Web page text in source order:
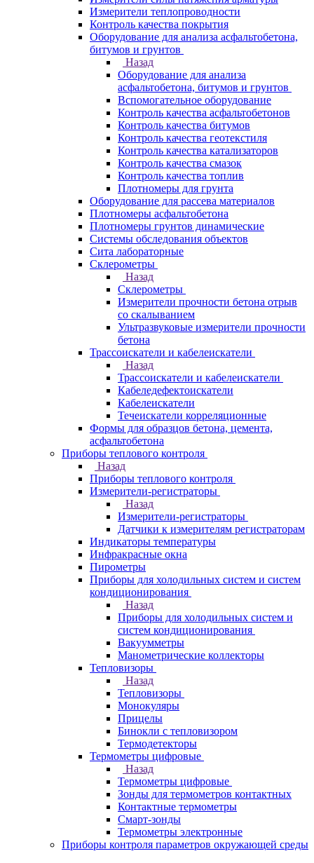
Измерители теплопроводности
Контроль качества покрытия
Оборудование для анализа асфальтобетона,
битумов и грунтов
Назад
Оборудование для анализа
асфальтобетона, битумов и грунтов
Вспомогательное оборудование
Контроль качества асфальтобетонов
Контроль качества битумов
Контроль качества геотекстиля
Контроль качества катализаторов
Контроль качества смазок
Контроль качества топлив
Плотномеры для грунта
Оборудование для рассева материалов
Плотномеры асфальтобетона
Плотномеры грунтов динамические
Системы обследования объектов
Сита лабораторные
Склерометры
Назад
Склерометры
Измерители прочности бетона отрыв
со скалыванием
Ультразвуковые измерители прочности
бетона
Трассоискатели и кабелеискатели
Назад
Трассоискатели и кабелеискатели
Кабеледефектоискатели
Кабелеискатели
Течеискатели корреляционные
Формы для образцов бетона, цемента,
асфальтобетона
Приборы теплового контроля
Назад
Приборы теплового контроля
Измерители-регистраторы
Назад
Измерители-регистраторы
Датчики к измерителям регистраторам
Индикаторы температуры
Инфракрасные окна
Пирометры
Приборы для холодильных систем и систем
кондиционирования
Назад
Приборы для холодильных систем и
систем кондиционирования
Вакуумметры
Манометрические коллекторы
Тепловизоры
Назад
Тепловизоры
Монокуляры
Прицелы
Бинокли с тепловизором
Термодетекторы
Термометры цифровые
Назад
Термометры цифровые
Зонды для термометров контактных
Контактные термометры
Смарт-зонды
Термометры электронные
Приборы контроля параметров окружающей среды